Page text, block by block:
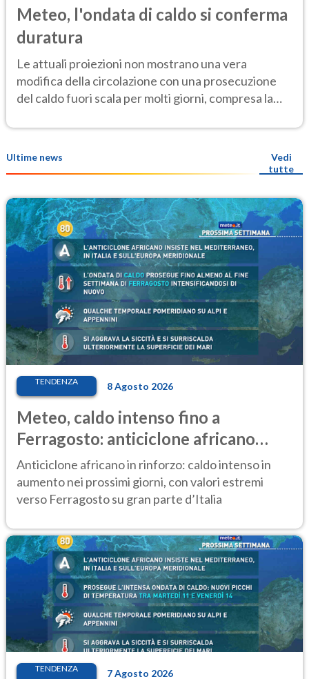
Meteo, l'ondata di caldo si conferma
duratura
Le attuali proiezioni non mostrano una vera
modifica della circolazione con una prosecuzione
del caldo fuori scala per molti giorni, compresa la
Ultime news
Vedi
tutte
TENDENZA 8 Agosto 2026
Meteo, caldo intenso fino a
Ferragosto: anticiclone africano
ancora protagonista
Anticiclone africano in rinforzo: caldo intenso in
aumento nei prossimi giorni, con valori estremi
verso Ferragosto su gran parte d’Italia
TENDENZA 7 Agosto 2026